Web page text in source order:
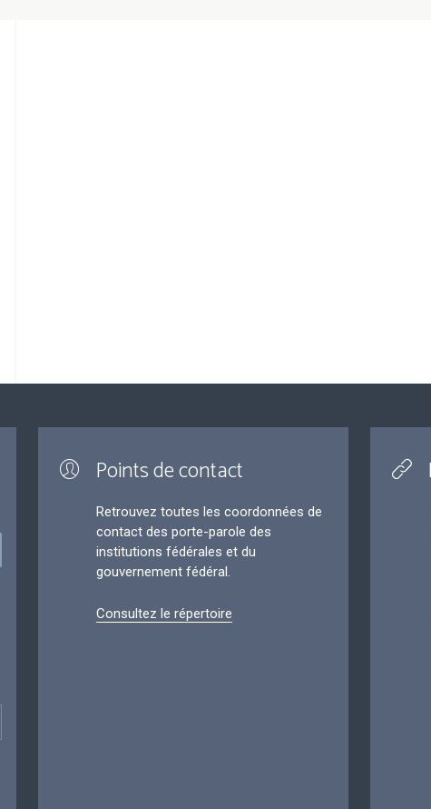
Points de contact
Retrouvez toutes les coordonnées de
contact des porte-parole des
institutions fédérales et du
gouvernement fédéral.
Consultez le répertoire